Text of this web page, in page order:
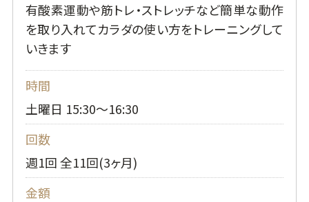
有酸素運動や筋トレ・ストレッチなど簡単な動作
を取り入れてカラダの使い方をトレーニングして
いきます
時間
土曜日 15:30～16:30
回数
週1回 全11回(3ヶ月)
金額